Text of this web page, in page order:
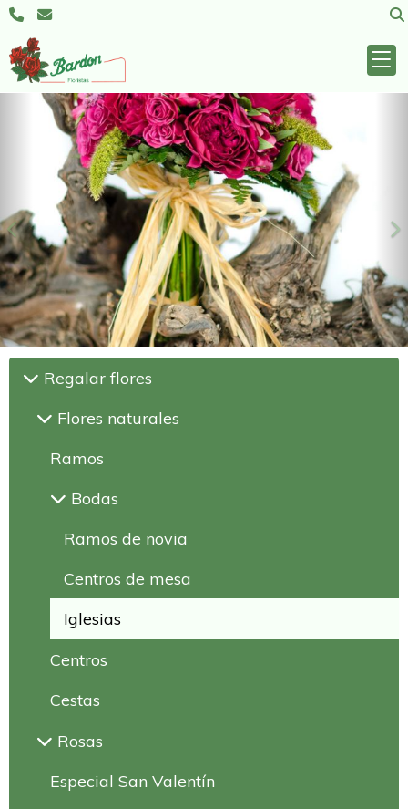
Anterior
Regalar flores
Flores naturales
Ramos
Bodas
Ramos de novia
Centros de mesa
Iglesias
Centros
Cestas
Rosas
Especial San Valentín